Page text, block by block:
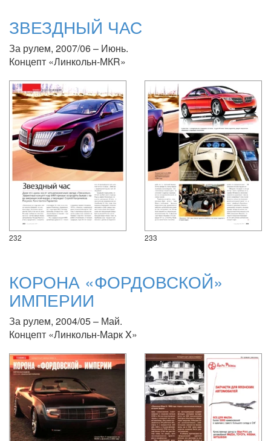
ЗВЕЗДНЫЙ ЧАС
За рулем, 2007/06 – Июнь.
Концепт «Линкольн-МКR»
232 233
КОРОНА «ФОРДОВСКОЙ»
ИМПЕРИИ
За рулем, 2004/05 – Май.
Концепт «Линкольн-Марк X»